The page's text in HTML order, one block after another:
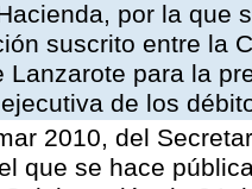
por la que
suscrito entre la
Lanzarote para la
de los
2010, del
que se hace